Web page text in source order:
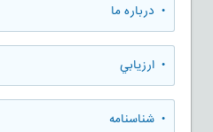
• درباره ما
• ارزيابي
• شناسنامه